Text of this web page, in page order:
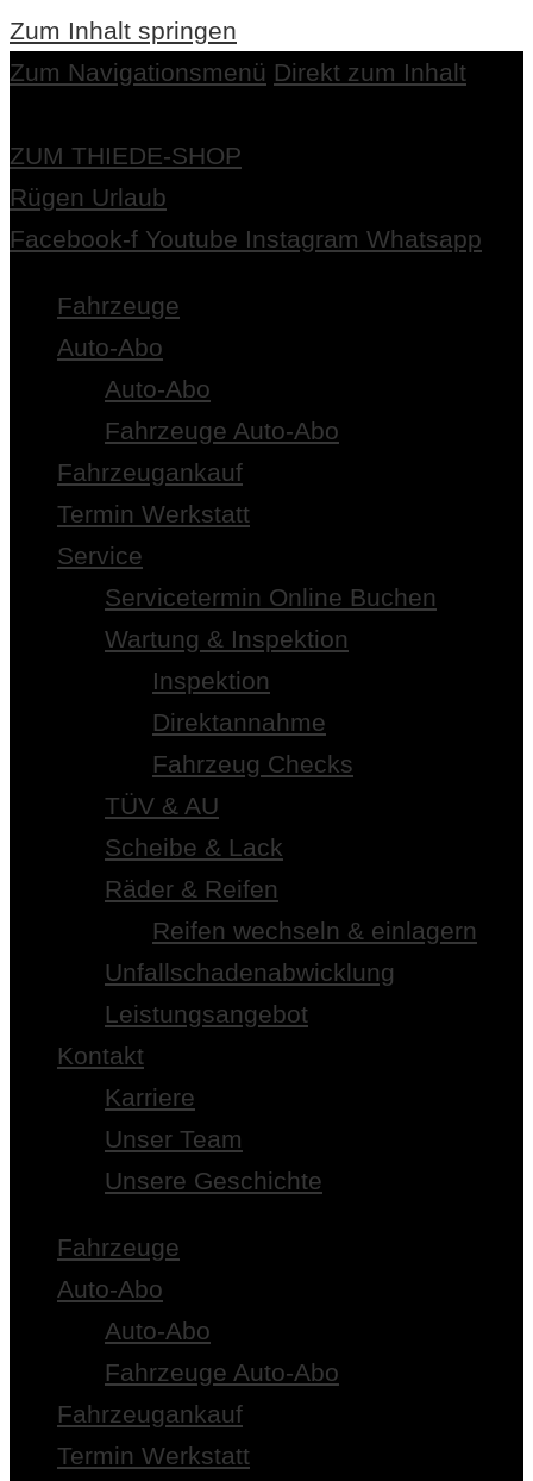
Zum Inhalt springen
Zum Navigationsmenü Direkt zum Inhalt
ZUM THIEDE-SHOP
Rügen Urlaub
Facebook-f Youtube Instagram Whatsapp
Fahrzeuge
Auto-Abo
Auto-Abo
Fahrzeuge Auto-Abo
Fahrzeugankauf
Termin Werkstatt
Service
Servicetermin Online Buchen
Wartung & Inspektion
Inspektion
Direktannahme
Fahrzeug Checks
TÜV & AU
Scheibe & Lack
Räder & Reifen
Reifen wechseln & einlagern
Unfallschadenabwicklung
Leistungsangebot
Kontakt
Karriere
Unser Team
Unsere Geschichte
Fahrzeuge
Auto-Abo
Auto-Abo
Fahrzeuge Auto-Abo
Fahrzeugankauf
Termin Werkstatt